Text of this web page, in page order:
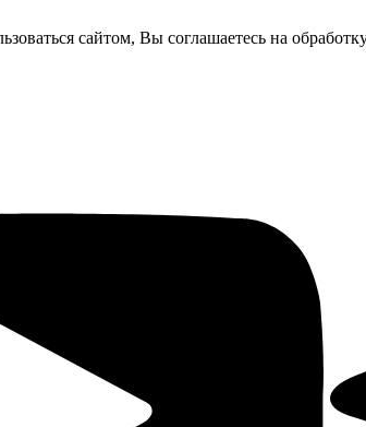
сайтом, Вы соглашаетесь на